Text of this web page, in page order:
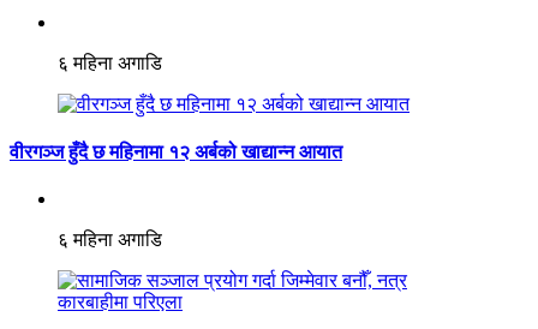
६ महिना अगाडि
वीरगञ्ज हुँदै छ महिनामा १२ अर्बको खाद्यान्न आयात
६ महिना अगाडि